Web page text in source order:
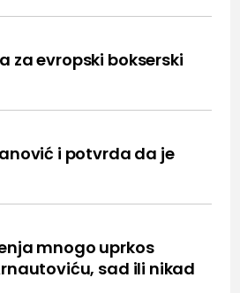
za evropski bokserski
i potvrda da je
mnogo uprkos
sad ili nikad